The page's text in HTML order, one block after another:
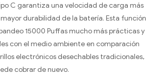
C garantiza una velocidad de carga más
durabilidad de la batería. Esta función
15000 Puffas mucho más prácticas y
con el medio ambiente en comparación
electrónicos desechables tradicionales,
cobrar de nuevo.